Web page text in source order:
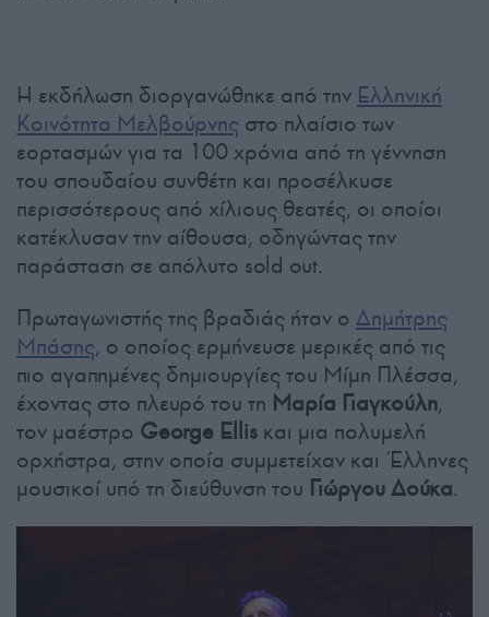
Η εκδήλωση διοργανώθηκε από την Ελληνική
Κοινότητα Μελβούρνης στο πλαίσιο των
εορτασμών για τα 100 χρόνια από τη γέννηση
του σπουδαίου συνθέτη και προσέλκυσε
περισσότερους από χίλιους θεατές, οι οποίοι
κατέκλυσαν την αίθουσα, οδηγώντας την
παράσταση σε απόλυτο sold out.
Πρωταγωνιστής της βραδιάς ήταν ο Δημήτρης
Μπάσης, ο οποίος ερμήνευσε μερικές από τις
πιο αγαπημένες δημιουργίες του Μίμη Πλέσσα,
έχοντας στο πλευρό του τη Μαρία Γιαγκούλη,
τον μαέστρο George Ellis και μια πολυμελή
ορχήστρα, στην οποία συμμετείχαν και Έλληνες
μουσικοί υπό τη διεύθυνση του Γιώργου Δούκα.